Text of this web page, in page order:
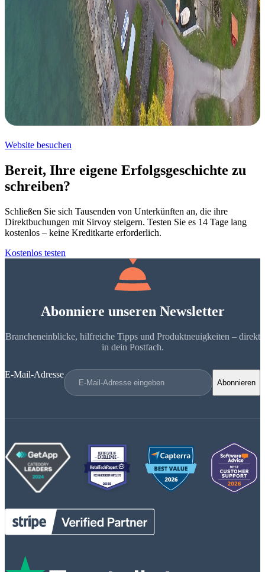
Website besuchen
Bereit, Ihre eigene Erfolgsgeschichte zu
schreiben?
Schließen Sie sich Tausenden von Unterkünften an, die ihre
Direktbuchungen mit Sirvoy steigern. Testen Sie es 14 Tage lang
kostenlos – keine Kreditkarte erforderlich.
Kostenlos testen
Abonniere unseren Newsletter
Brancheneinblicke, hilfreiche Tipps und Produktneuigkeiten – direkt
in dein Postfach.
E-Mail-Adresse
Abonnieren